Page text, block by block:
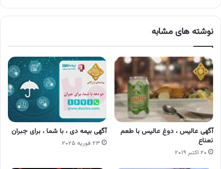
نوشته های مشابه
آگهی عالیس ، دوغ عالیس با طعم
نعناع
۲۰ اکتبر ۲۰۱۹
آگهی بیمه دی ، با شما ، برای جبران
۲۳ فوریه ۲۰۲۵